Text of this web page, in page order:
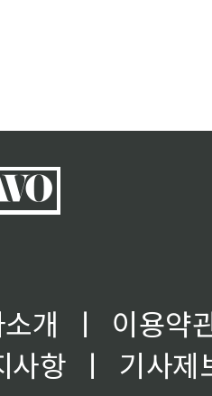
개 ㅣ
이용약
사항
ㅣ
기사제